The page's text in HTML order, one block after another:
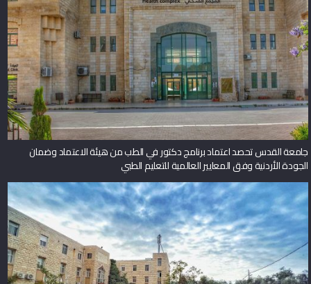
جامعة القدس تحصد اعتماد برنامج دكتور في الطب من هيئة الاعتماد وضمان
الجودة الأردنية وفق المعايير العالمية للتعليم الطبي